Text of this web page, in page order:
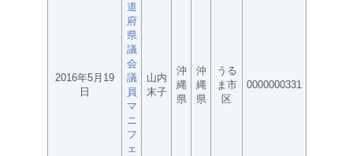
2016年5月19
日
道
府
県
議
会
議
員
マ
ニ
フ
ェ
山内
末子
沖
縄
県
沖
縄
県
うる
ま市
区
0000000331